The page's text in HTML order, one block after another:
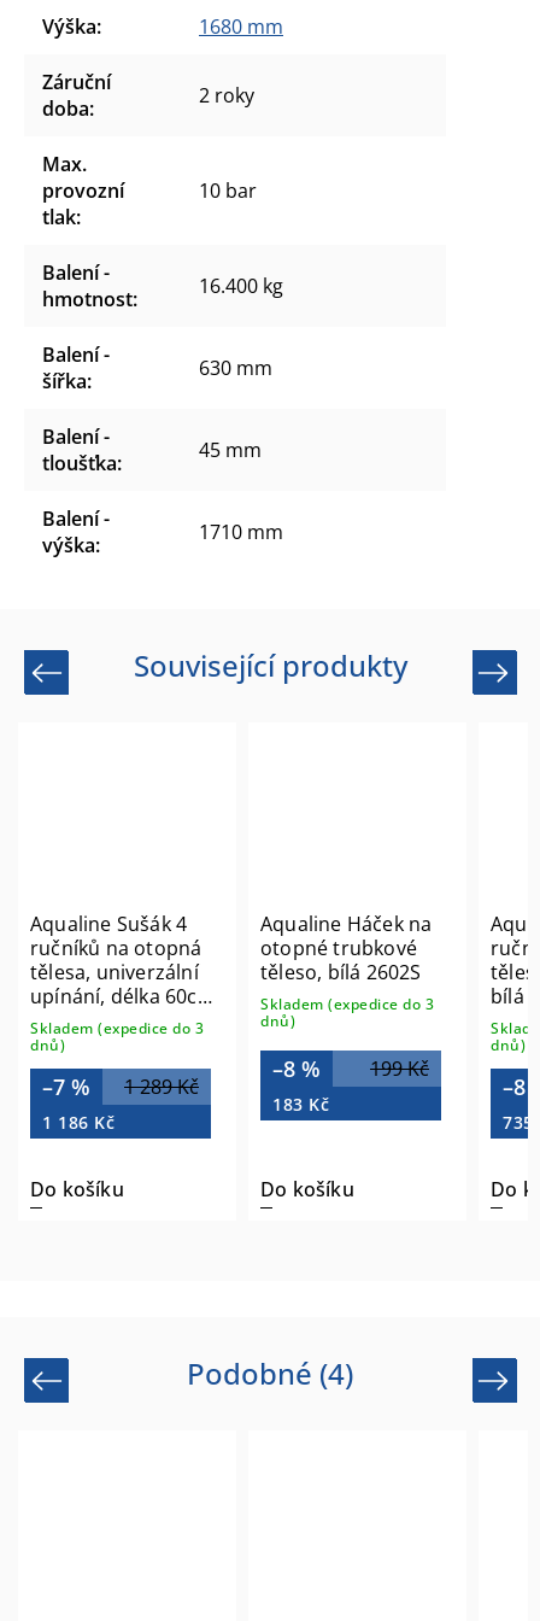
Výška: 1680 mm
Záruční
doba: 2 roky
Max.
provozní
tlak:
10 bar
Balení -
hmotnost: 16.400 kg
Balení -
šířka: 630 mm
Balení -
tloušťka: 45 mm
Balení -
výška: 1710 mm
Související produkty
Previous
Aqualine Háček na
otopné trubkové
těleso, bílá 2602S
Skladem (expedice do 3
dnů)
199 Kč
–8 %
Do košíku
Aqualine Sušák
ručníků na otopná
tělesa 46cm rovný,
bílá IDR-50
Skladem (expedice do 3
799 Kč
–8 %
735 Kč
Do košíku
dnů)
–8
133
Do
Next
Podobné (4)
Previous Next